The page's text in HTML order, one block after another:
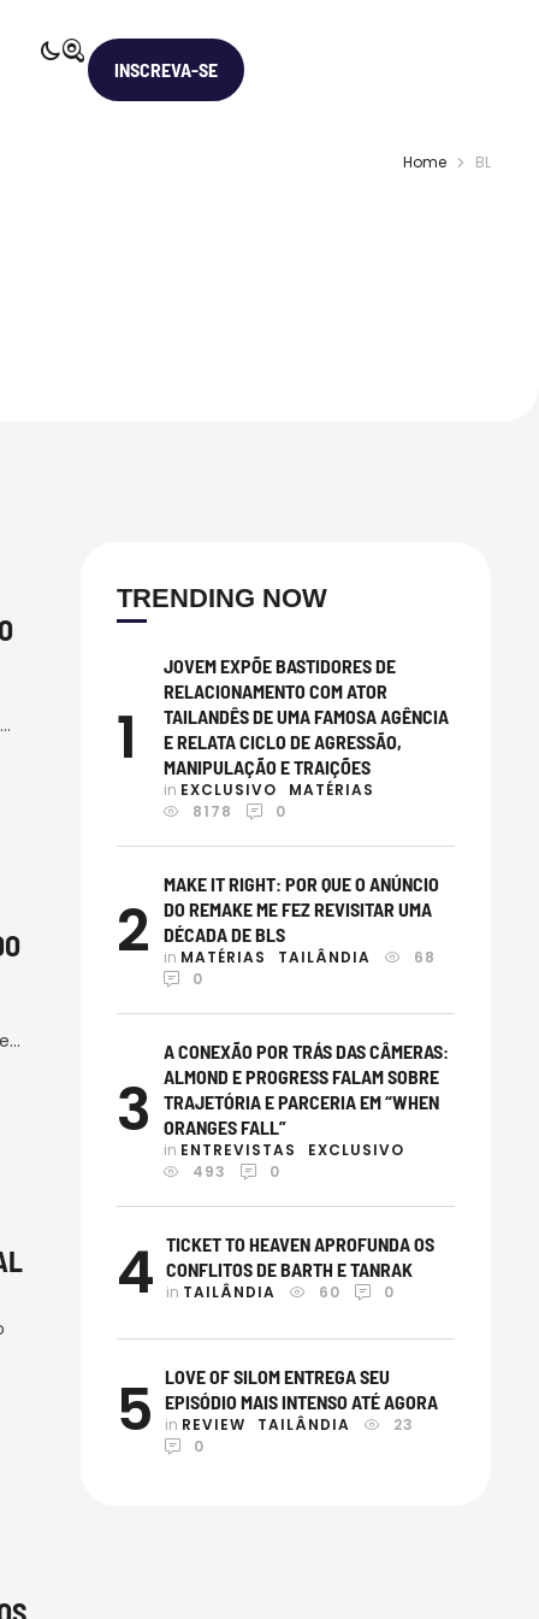
INSCREVA-SE
Home BL
TRENDING NOW
1
JOVEM EXPÕE BASTIDORES DE
RELACIONAMENTO COM ATOR
TAILANDÊS DE UMA FAMOSA AGÊNCIA
E RELATA CICLO DE AGRESSÃO,
MANIPULAÇÃO E TRAIÇÕES
in EXCLUSIVO
MATÉRIAS
8178
0
2
MAKE IT RIGHT: POR QUE O ANÚNCIO
DO REMAKE ME FEZ REVISITAR UMA
DÉCADA DE BLS
in MATÉRIAS TAILÂNDIA
68
0
3
A CONEXÃO POR TRÁS DAS CÂMERAS:
ALMOND E PROGRESS FALAM SOBRE
TRAJETÓRIA E PARCERIA EM “WHEN
ORANGES FALL”
in ENTREVISTAS
EXCLUSIVO
493
0
4 TICKET TO HEAVEN APROFUNDA OS
CONFLITOS DE BARTH E TANRAK
in TAILÂNDIA 60 0
5
LOVE OF SILOM ENTREGA SEU
EPISÓDIO MAIS INTENSO ATÉ AGORA
in REVIEW TAILÂNDIA
23
0